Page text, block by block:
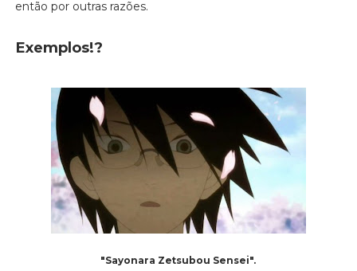
então por outras razões.
Exemplos!?
"Sayonara Zetsubou Sensei".